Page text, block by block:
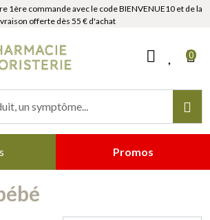
1ère commande avec le code BIENVENUE10 et de la
offerte dès 55 € d'achat
0
Promos